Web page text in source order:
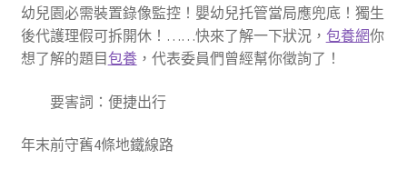
幼兒園必需裝置錄像監控！嬰幼兒托管當局應兜底！獨生
後代護理假可拆開休！……快來了解一下狀況， 包養網你
想了解的題目 包養，代表委員們曾經幫你徵詢了！
要害詞：便捷出行
年末前守舊4條地鐵線路